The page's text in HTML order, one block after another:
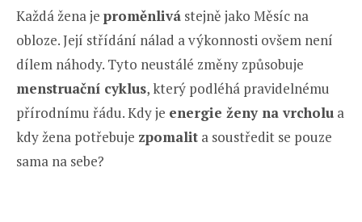
Každá žena je proměnlivá stejně jako Měsíc na
obloze. Její střídání nálad a výkonnosti ovšem není
dílem náhody. Tyto neustálé změny způsobuje
menstruační cyklus, který podléhá pravidelnému
přírodnímu řádu. Kdy je energie ženy na vrcholu a
kdy žena potřebuje zpomalit a soustředit se pouze
sama na sebe?